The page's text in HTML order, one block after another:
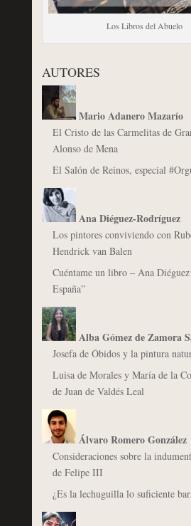
Los Libros del Abuelo
AUTORES
Mario Adanero Mazarío
El Cristo de las Carmelitas de
Alonso de Mena
El Salón de Reinos, especial
Ana Diéguez-Rodríguez
Los pintores conviviendo con
Hendrick van Balen
Cuéntame un libro – Ana
España”
Alba Gómez de Zamora
Josefa de Óbidos y la pintura
Luisa de Morales y María de la
de Juan de Valdés Leal
Álvaro Romero González
Consideraciones sobre la
de Felipe III
¿Es la lechuguilla lo suficiente